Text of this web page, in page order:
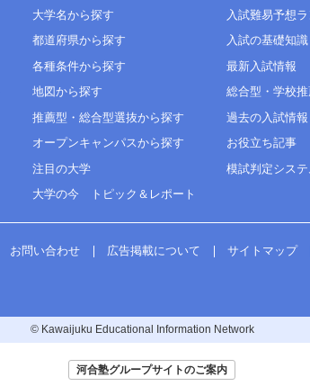
大学名から探す
都道府県から探す
各種条件から探す
地図から探す
推薦型・総合型選抜から探す
オープンキャンパスから探す
注目の大学
大学の今 トピック＆レポート
入試難易予想
入試の基礎知識
最新入試情報
総合型・学校
過去の入試情報
お役立ち記事
模試判定システ
お問い合わせ 広告掲載について サイトマップ
© Kawaijuku Educational Information Network
河合塾グループサイトのご案内